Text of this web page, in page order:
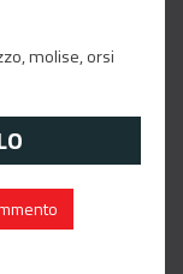
molise,orsi